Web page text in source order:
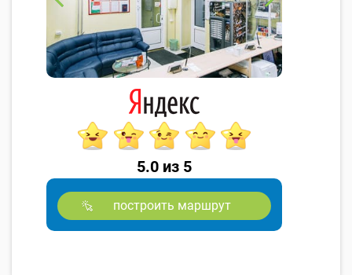
5.0 из 5
построить маршрут